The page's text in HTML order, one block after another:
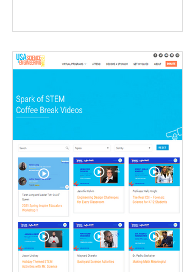
會，測試和增進參...